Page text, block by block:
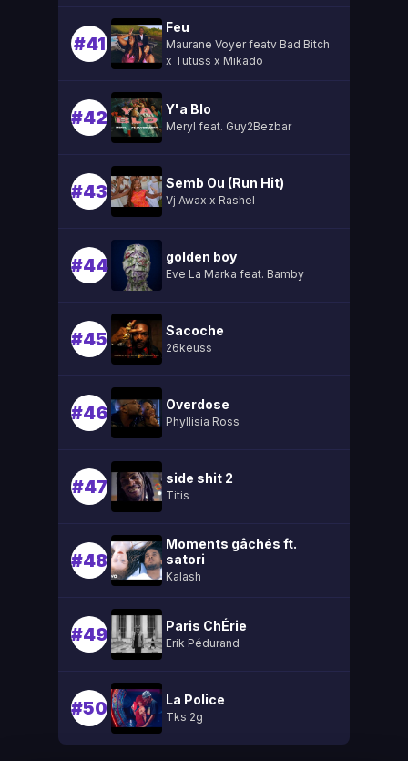
#41
Feu
Maurane Voyer featv Bad Bitch
x Tutuss x Mikado
#42 Y'a Blo
Meryl feat. Guy2Bezbar
#43 Semb Ou (Run Hit)
Vj Awax x Rashel
#44 golden boy
Eve La Marka feat. Bamby
#45 Sacoche
26keuss
#46 Overdose
Phyllisia Ross
#47 side shit 2
Titis
#48
Moments gâchés ft.
satori
Kalash
#49 Paris ChÉrie
Erik Pédurand
#50 La Police
Tks 2g